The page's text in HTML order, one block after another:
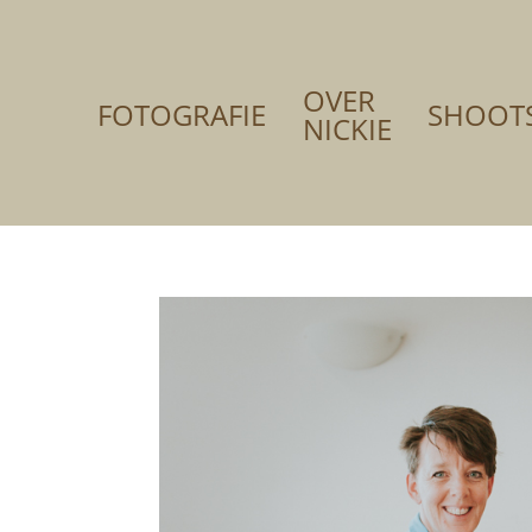
FOTOGRAFIE OVER
NICKIE